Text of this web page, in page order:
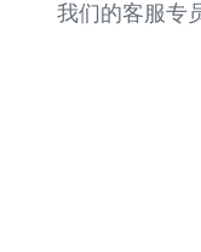
我们的客服专